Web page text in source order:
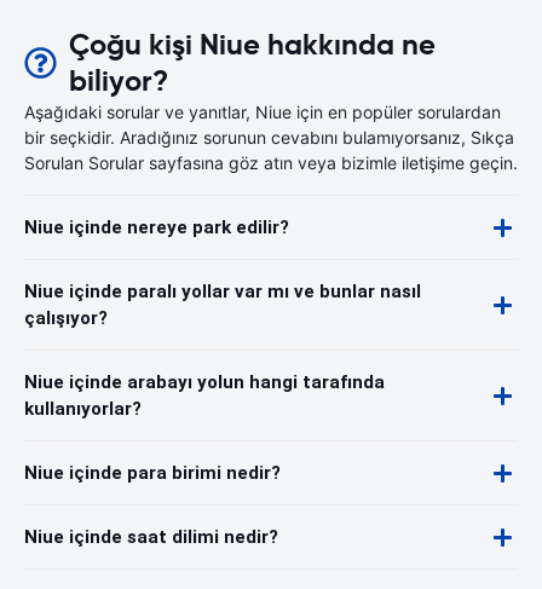
Çoğu kişi Niue hakkında ne
biliyor?
Aşağıdaki sorular ve yanıtlar, Niue için en popüler sorulardan
bir seçkidir. Aradığınız sorunun cevabını bulamıyorsanız, Sıkça
Sorulan Sorular sayfasına göz atın veya bizimle iletişime geçin.
Niue içinde nereye park edilir?
Niue içinde paralı yollar var mı ve bunlar nasıl
çalışıyor?
Niue içinde arabayı yolun hangi tarafında
kullanıyorlar?
Niue içinde para birimi nedir?
Niue içinde saat dilimi nedir?